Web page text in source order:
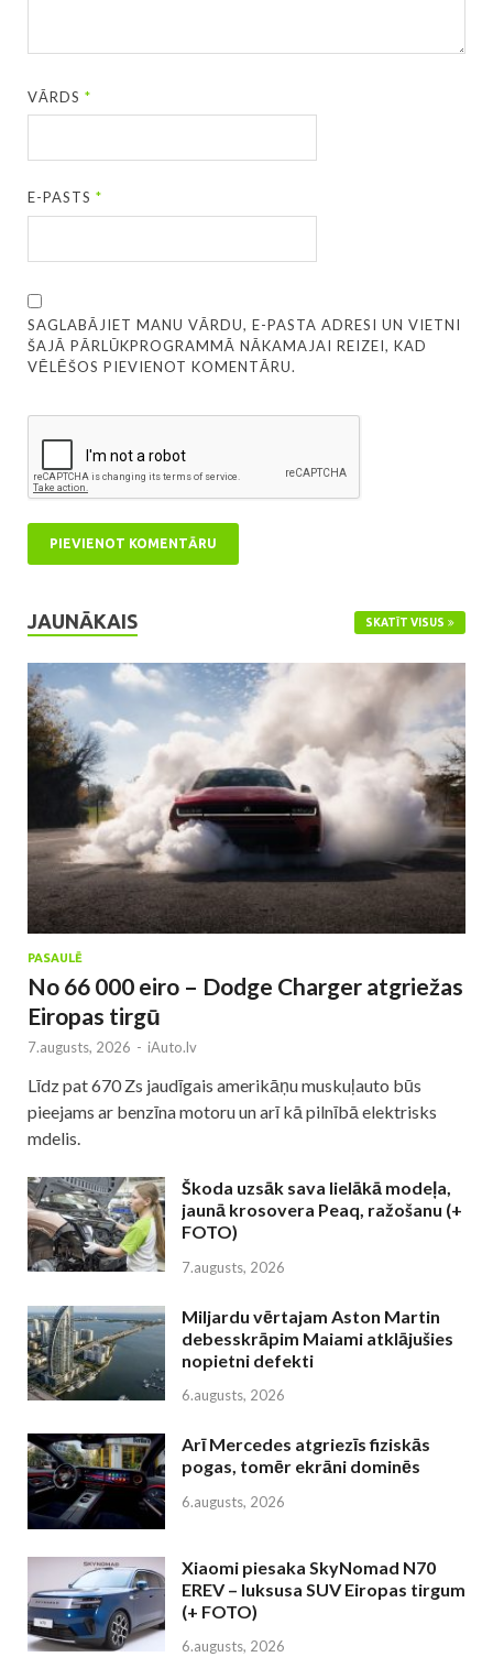
VĀRDS*
E-PASTS*
SAGLABĀJIET MANU VĀRDU, E-PASTA ADRESI UN VIETNI
ŠAJĀ PĀRLŪKPROGRAMMĀ NĀKAMAJAI REIZEI, KAD
VĒLĒŠOS PIEVIENOT KOMENTĀRU.
JAUNĀKAIS SKATĪT VISUS
PASAULĒ
No 66 000 eiro – Dodge Charger atgriežas
Eiropas tirgū
7.augusts, 2026 - iAuto.lv
Līdz pat 670 Zs jaudīgais amerikāņu muskuļauto būs
pieejams ar benzīna motoru un arī kā pilnībā elektrisks
mdelis.
Škoda uzsāk sava lielākā modeļa,
jaunā krosovera Peaq, ražošanu (+
FOTO)
7.augusts, 2026
Miljardu vērtajam Aston Martin
debesskrāpim Maiami atklājušies
nopietni defekti
6.augusts, 2026
Arī Mercedes atgriezīs fiziskās
pogas, tomēr ekrāni dominēs
6.augusts, 2026
Xiaomi piesaka SkyNomad N70
EREV – luksusa SUV Eiropas tirgum
(+ FOTO)
6.augusts, 2026